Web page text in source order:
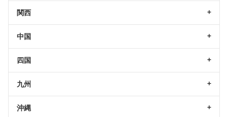
関西
中国
四国
九州
沖縄